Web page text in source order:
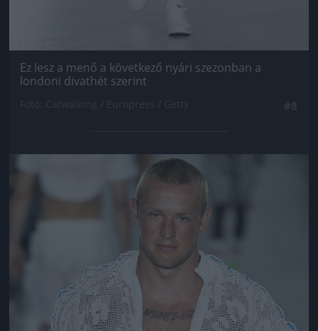
Ez lesz a menő a következő nyári szezonban a
londoni divathét szerint
Jön még kép!